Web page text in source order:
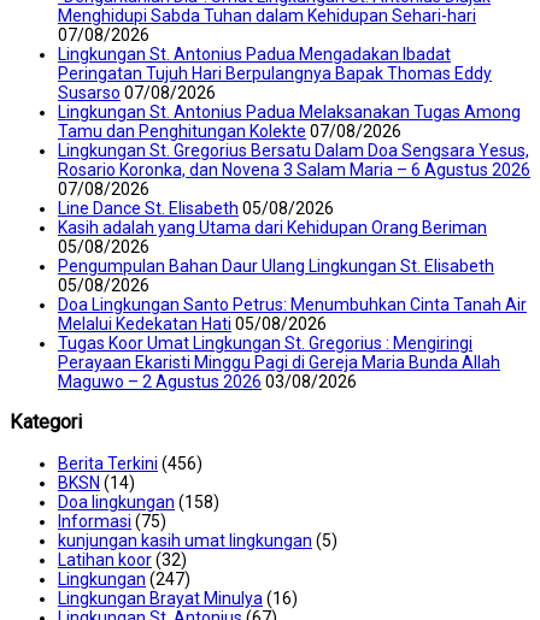
Menghidupi Sabda Tuhan dalam Kehidupan Sehari-hari
07/08/2026
Lingkungan St. Antonius Padua Mengadakan Ibadat
Peringatan Tujuh Hari Berpulangnya Bapak Thomas Eddy
Susarso 07/08/2026
Lingkungan St. Antonius Padua Melaksanakan Tugas Among
Tamu dan Penghitungan Kolekte 07/08/2026
Lingkungan St. Gregorius Bersatu Dalam Doa Sengsara Yesus,
Rosario Koronka, dan Novena 3 Salam Maria – 6 Agustus 2026
07/08/2026
Line Dance St. Elisabeth 05/08/2026
Kasih adalah yang Utama dari Kehidupan Orang Beriman
05/08/2026
Pengumpulan Bahan Daur Ulang Lingkungan St. Elisabeth
05/08/2026
Doa Lingkungan Santo Petrus: Menumbuhkan Cinta Tanah Air
Melalui Kedekatan Hati 05/08/2026
Tugas Koor Umat Lingkungan St. Gregorius : Mengiringi
Perayaan Ekaristi Minggu Pagi di Gereja Maria Bunda Allah
Maguwo – 2 Agustus 2026 03/08/2026
Kategori
Berita Terkini (456)
BKSN (14)
Doa lingkungan (158)
Informasi (75)
kunjungan kasih umat lingkungan (5)
Latihan koor(32)
Lingkungan (247)
Lingkungan Brayat Minulya (16)